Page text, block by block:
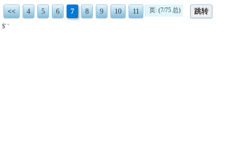
<< 4 5 6 7 8 9 10 11 页: (7/75 总) 跳转
$' '